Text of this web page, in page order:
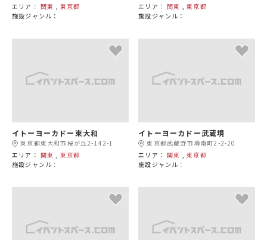
エリア： 関東 ,東京都
施設ジャンル：
エリア：関東 ,東京都
施設ジャンル：
イトーヨーカドー東大和
東京都東大和市桜が丘2-142-1
エリア： 関東 ,東京都
施設ジャンル：
イトーヨーカドー武蔵境
東京都武蔵野市境南町2-2-20
エリア：関東 ,東京都
施設ジャンル：